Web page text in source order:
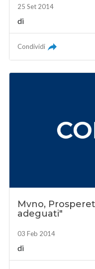
25 Set 2014
di
Condividi
Mvno,
adeguati"
03 Feb 2014
di